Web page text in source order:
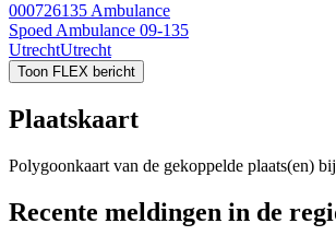
000726135 Ambulance
Spoed Ambulance 09-135
UtrechtUtrecht
Toon FLEX bericht
Plaatskaart
Polygoonkaart van de gekoppelde plaats(en)
Recente meldingen in de